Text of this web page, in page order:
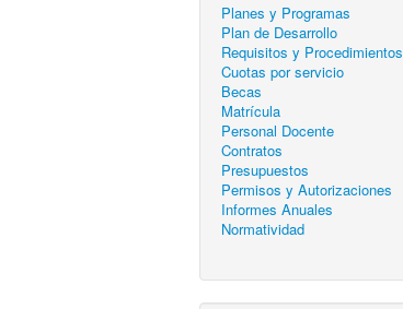
Planes y Programas
Plan de Desarrollo
Requisitos y Procedimientos
Cuotas por servicio
Becas
Matrícula
Personal Docente
Contratos
Presupuestos
Permisos y Autorizaciones
Informes Anuales
Normatividad